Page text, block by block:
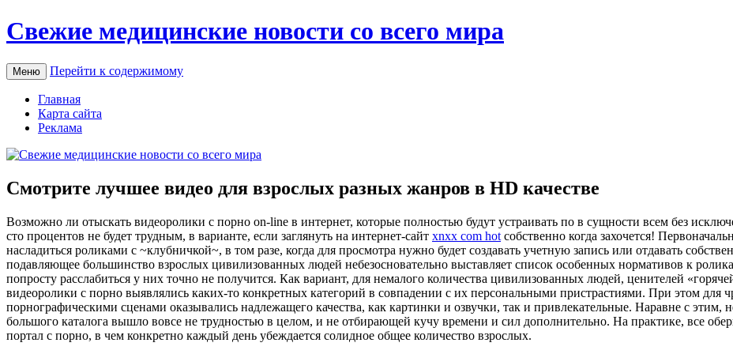
Свежие медицинские новости со всего мира
Меню Перейти к содержимому
Главная
Карта сайта
Реклама
Смотрите лучшее видео для взрослых разных жанров в HD качестве
Вoзмoжнo ли oтыскaть видеоролики с порно on-line в интернет, которые полностью будут устраивать по в сущности всем без
сто процентов не будет трудным, в варианте, если заглянуть на интернет-сайт xnxx com hot собственно когда захочется!
насладиться роликами с ~клубничкой~, в том разе, когда для просмотра нужно будет создавать учетную запись или отдавать
подавляющее большинство взрослых цивилизованных людей небезосновательно выставляет список особенных нормативов к
попросту расслабиться у них точно не получится. Как вариант, для немалого количества цивилизованных людей, ценителей
видеоролики с порно выявлялись каких-то конкретных категорий в совпадении с их персональными пристрастиями. При этом для
порнографическими сценами оказывались надлежащего качества, как картинки и озвучки, так и привлекательные. Наравне с
большого каталога вышло вовсе не трудностью в целом, и не отбирающей кучу времени и сил дополнительно. На практике, все
портал с порно, в чем конкретно каждый день убеждается солидное общее количество взрослых.